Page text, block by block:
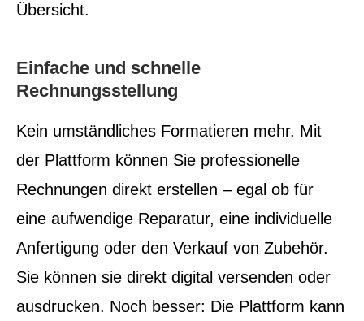
Übersicht.
Einfache und schnelle
Rechnungsstellung
Kein umständliches Formatieren mehr. Mit
der Plattform können Sie professionelle
Rechnungen direkt erstellen – egal ob für
eine aufwendige Reparatur, eine individuelle
Anfertigung oder den Verkauf von Zubehör.
Sie können sie direkt digital versenden oder
ausdrucken. Noch besser: Die Plattform kann